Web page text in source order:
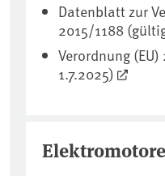
Datenblatt zur
2015/1188
Verordnung
1.7.2025)